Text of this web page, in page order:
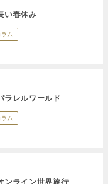
春休み
ム
レルワールド
ム
ライン世界旅行